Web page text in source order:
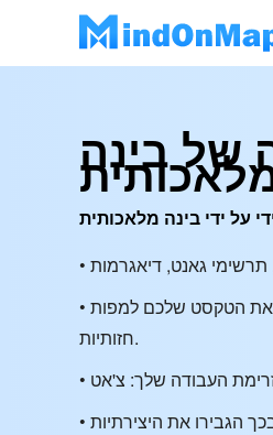
של בינה
על ידי בינה מלאכותית
• מהערות פשוטות ועד תרשימים מורכבים, בינה מלאכותית הופכת את הטקסט שלכם למפות
חזותיות.
• דמיינו ושתפו את הרעיונות שלכם בלחיצה אחת, ובכך הגבירו את היצירתיות